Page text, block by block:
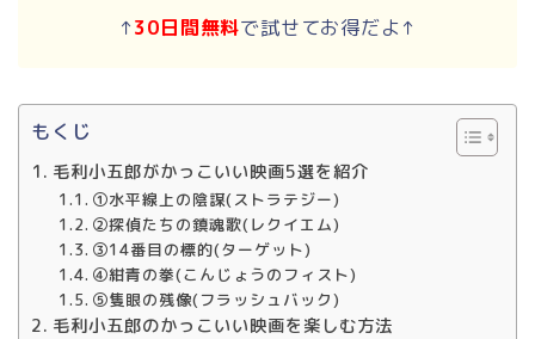
↑30日間無料で試せてお得だよ↑
もくじ
毛利小五郎がかっこいい映画5選を紹介
①水平線上の陰謀(ストラテジー)
②探偵たちの鎮魂歌(レクイエム)
③14番目の標的(ターゲット)
④紺青の拳(こんじょうのフィスト)
⑤隻眼の残像(フラッシュバック)
毛利小五郎のかっこいい映画を楽しむ方法